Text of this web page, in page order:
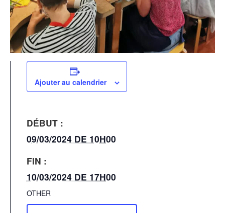
Ajouter au calendrier
DÉBUT :
09/03/2024 DE 10H00
FIN :
10/03/2024 DE 17H00
OTHER